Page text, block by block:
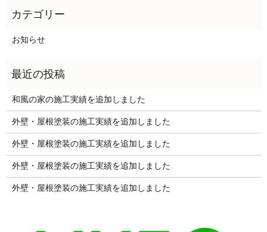
お知らせ
和風の家の施工実績を追加しました
外壁・屋根塗装の施工実績を追加しました
外壁・屋根塗装の施工実績を追加しました
外壁・屋根塗装の施工実績を追加しました
外壁・屋根塗装の施工実績を追加しました